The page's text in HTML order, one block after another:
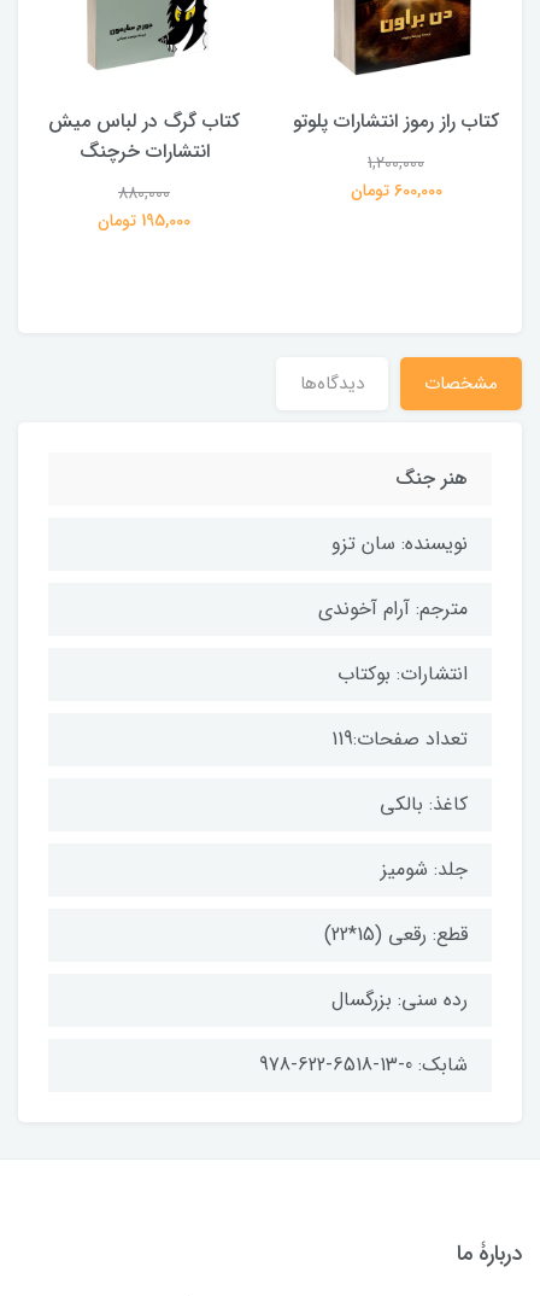
کتاب راز رموز انتشارات پلوتو
1,200,000
600,000 تومان
کتاب گرگ در لباس میش
انتشارات خرچنگ
880,000
195,000 تومان
مشخصات دیدگاه‌ها
هنر جنگ
نویسنده: سان تزو
مترجم: آرام آخوندی
انتشارات: بوکتاب
تعداد صفحات:119
کاغذ: بالکی
جلد: شومیز
قطع: رقعی (15*22)
رده سنی: بزرگسال
شابک: 0-13-6518-622-978
دربارۀ ما